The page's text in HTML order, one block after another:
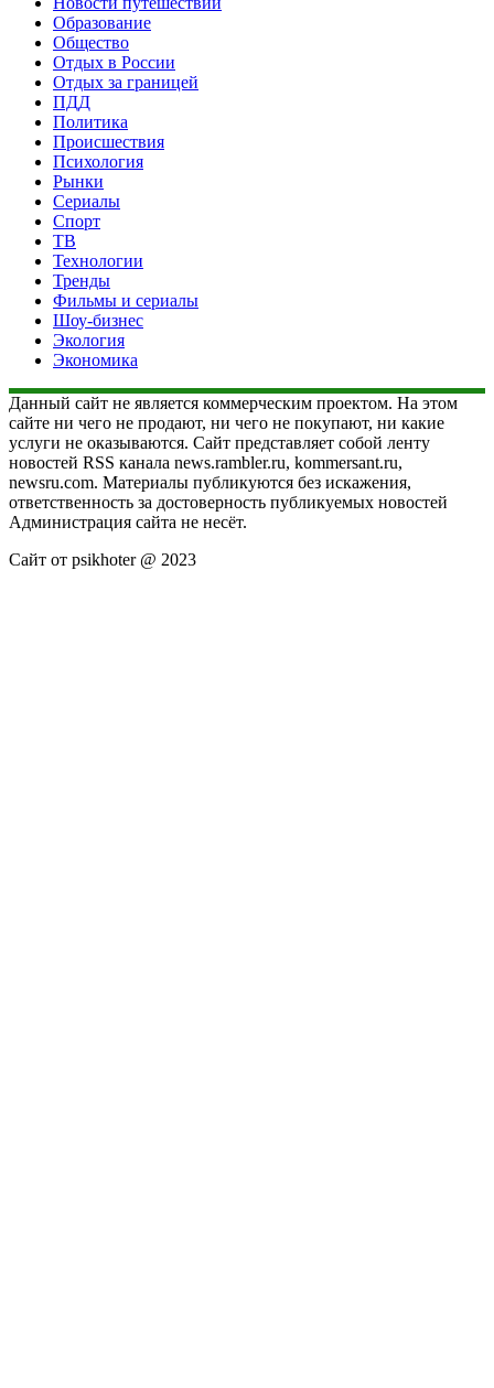
Образование
Общество
Отдых в России
Отдых за границей
ПДД
Политика
Происшествия
Психология
Рынки
Сериалы
Спорт
ТВ
Технологии
Тренды
Фильмы и сериалы
Шоу-бизнес
Экология
Экономика
Данный сайт не является коммерческим проектом. На этом
сайте ни чего не продают, ни чего не покупают, ни какие
услуги не оказываются. Сайт представляет собой ленту
новостей RSS канала news.rambler.ru, kommersant.ru,
newsru.com. Материалы публикуются без искажения,
ответственность за достоверность публикуемых новостей
Администрация сайта не несёт.
Сайт от psikhoter @ 2023